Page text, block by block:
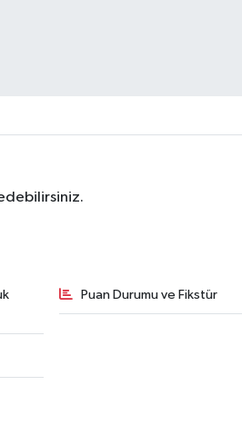
Puan Durumu ve Fikstür